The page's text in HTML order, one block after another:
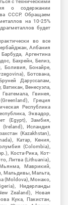
с техническими
о содержании
СССР. Обращаем
на 10-25%
будет
во все
Албания
Аргентина
Бахрейн, Белиз,
Боливия, Бонайре,
Ботсвана,
Даруссалам,
Ватикан, Венесуэла,
Гвинея,
Греция
Республика
Эквадор,
(Egypt), Замбия,
Исландия
(Kazakhstan),
Катар, Кения,
(Colombia),
Коста-Рика, Кот-
Литва (Lithuania),
Маврикий,
Мальдивы, Мальта,
(Moldova), Монако,
Нидерланды
Zealand), Новая
Кука, Пакистан,